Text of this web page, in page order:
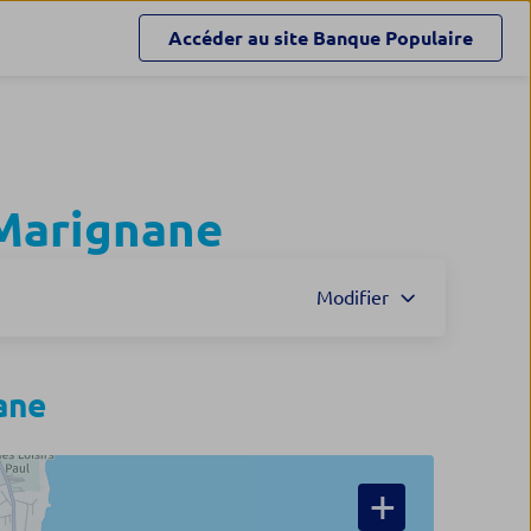
Accéder au site Banque Populaire
Modifier
+